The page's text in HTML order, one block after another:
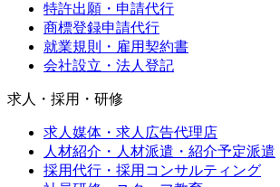
特許出願・申請代行
商標登録申請代行
就業規則・雇用契約書
会社設立・法人登記
求人・採用・研修
求人媒体・求人広告代理店
人材紹介・人材派遣・紹介予定派遣
採用代行・採用コンサルティング